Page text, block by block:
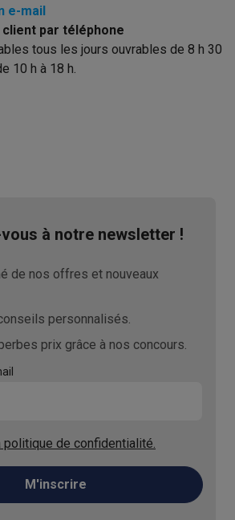
e-mail
par téléphone
tous les jours ouvrables de 8 h 30
10 h à 18 h.
à notre newsletter !
de nos offres et nouveaux
personnalisés.
prix grâce à nos concours.
politique de confidentialité.
M'inscrire